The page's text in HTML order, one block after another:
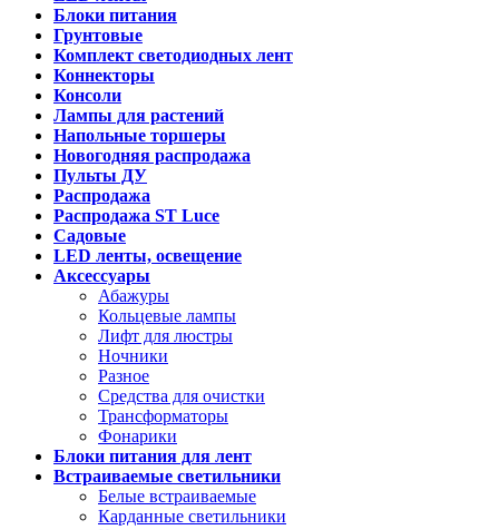
Блоки питания
Грунтовые
Комплект светодиодных лент
Коннекторы
Консоли
Лампы для растений
Напольные торшеры
Новогодняя распродажа
Пульты ДУ
Распродажа
Распродажа ST Luce
Садовые
LED ленты, освещение
Аксессуары
Абажуры
Кольцевые лампы
Лифт для люстры
Ночники
Разное
Средства для очистки
Трансформаторы
Фонарики
Блоки питания для лент
Встраиваемые светильники
Белые встраиваемые
Карданные светильники